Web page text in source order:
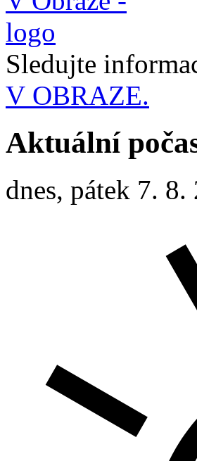
Sledujte
V OBRAZE.
Aktuální
dnes, pátek 7. 8.